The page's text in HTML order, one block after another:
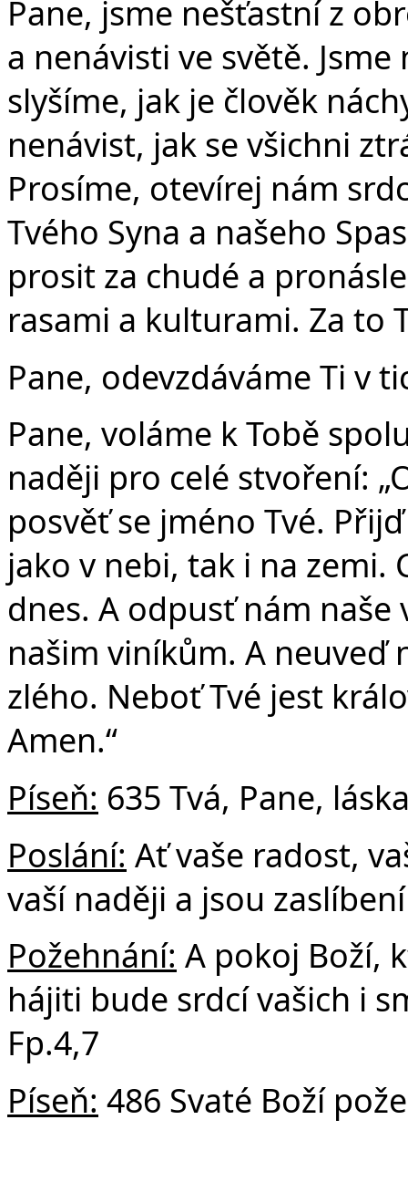
Pane, jsme nešťastní z
a nenávisti ve světě.
slyšíme, jak je člověk
nenávist, jak se všichni
Prosíme, otevírej nám
Tvého Syna a našeho
prosit za chudé a
rasami a kulturami. Za to
Pane, odevzdáváme Ti v
Pane, voláme k Tobě
naději pro celé stvoření:
posvěť se jméno Tvé.
jako v nebi, tak i na zemi.
dnes. A odpusť nám
našim viníkům. A neuveď
zlého. Neboť Tvé jest
Amen.“
Píseň: 635 Tvá, Pane,
Poslání: Ať vaše radost,
vaší naději a jsou
Požehnání: A pokoj Boží,
hájiti bude srdcí vašich i
Fp.4,7
Píseň: 486 Svaté Boží